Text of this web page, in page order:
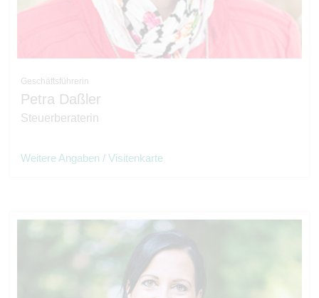
Geschäftsführerin
Petra Daßler
Steuerberaterin
Weitere Angaben / Visitenkarte